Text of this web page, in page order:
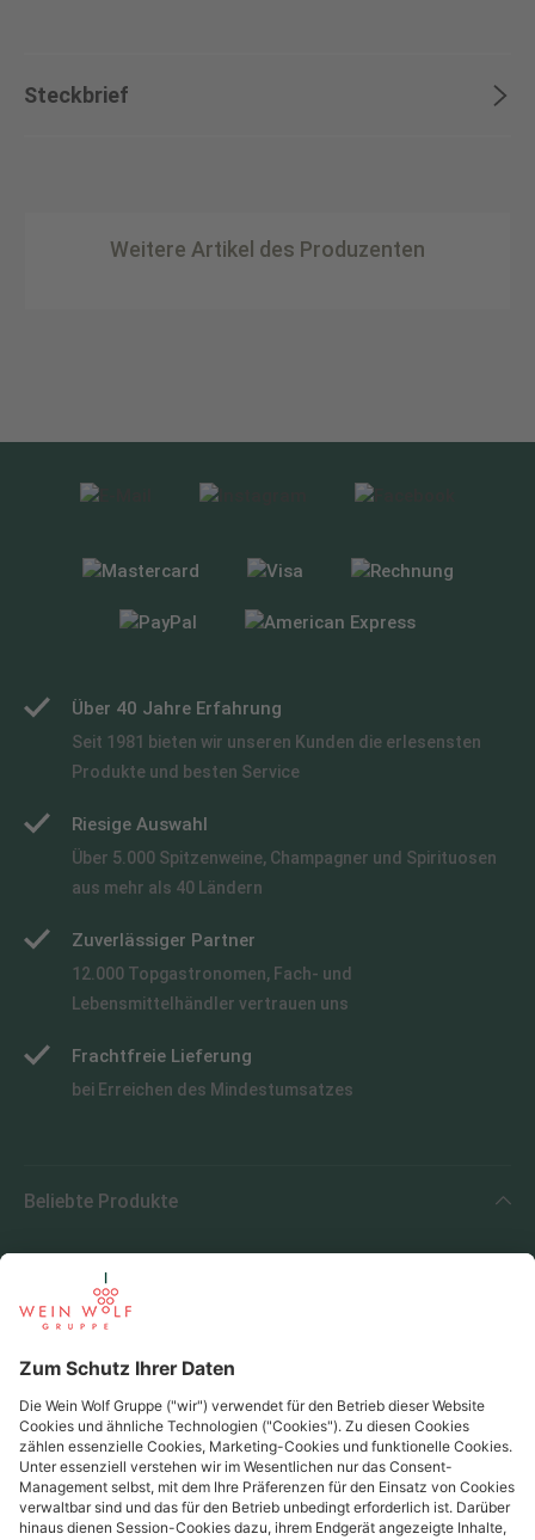
Steckbrief
Weitere Artikel des Produzenten
Über 40 Jahre Erfahrung
Seit 1981 bieten wir unseren Kunden die erlesensten
Produkte und besten Service
Riesige Auswahl
Über 5.000 Spitzenweine, Champagner und Spirituosen
aus mehr als 40 Ländern
Zuverlässiger Partner
12.000 Topgastronomen, Fach- und
Lebensmittelhändler vertrauen uns
Frachtfreie Lieferung
bei Erreichen des Mindestumsatzes
Beliebte Produkte
Beliebte Regionen
Beliebte Produzenten
Wein Wolf
Wein Wolf GmbH